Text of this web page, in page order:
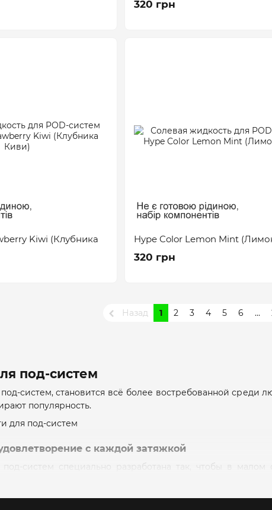
под-систем
систем, становится всё более востребованной среди
популярность.
с каждой затяжкой
систем специально разработана так, чтобы в
320 грн
Kiwi (Клубника
Hype Color Lemon Mint
320 грн
Назад 1 2 3 4 5 6 ...